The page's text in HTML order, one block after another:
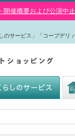
催概要および公演中
のサービス」「コープデリ